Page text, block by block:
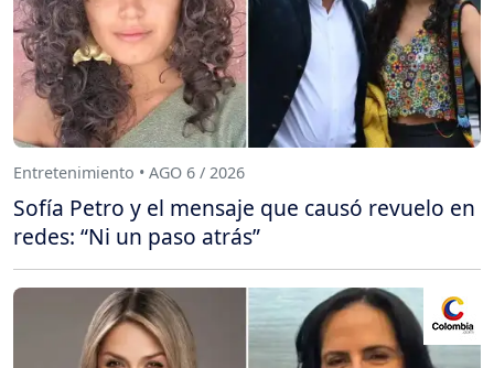
Entretenimiento • AGO 6 / 2026
Sofía Petro y el mensaje que causó revuelo en
redes: “Ni un paso atrás”